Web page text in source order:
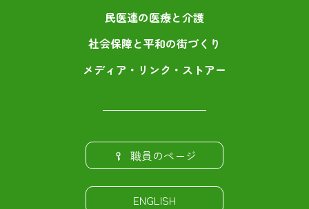
民医連の医療と介護
社会保障と平和の街づくり
メディア・リンク・ストアー
職員のページ
ENGLISH